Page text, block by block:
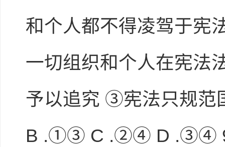
和个人都不得凌驾于宪
一切组织和个人在宪法
予以追究 ③宪法只规
B .①③ C .②④ D .③④